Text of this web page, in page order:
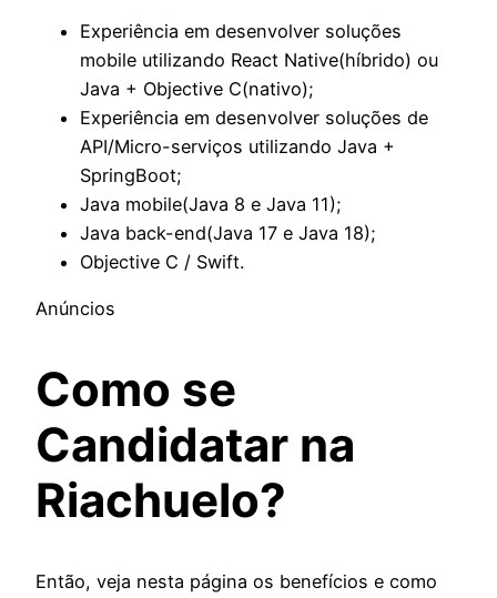
Experiência em desenvolver soluções
mobile utilizando React Native(híbrido) ou
Java + Objective C(nativo);
Experiência em desenvolver soluções de
API/Micro-serviços utilizando Java +
SpringBoot;
Java mobile(Java 8 e Java 11);
Java back-end(Java 17 e Java 18);
Objective C / Swift.
Anúncios
Como se
Candidatar na
Riachuelo?
Então, veja nesta página os benefícios e como